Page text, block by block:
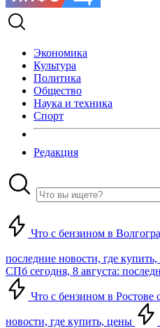
Экономика
Культура
Политика
Общество
Наука и техника
Спорт
Редакция
Что с бензином в
последние новости, где
СПб сегодня, 8 августа:
Что с бензином в Ростове
новости, где купить, цены